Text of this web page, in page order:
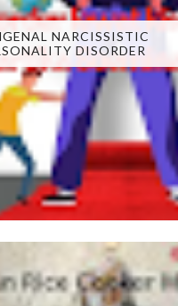
NARCISSISTIC
DISORDER